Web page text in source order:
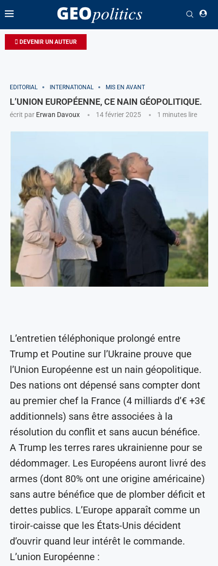
DEVENIR UN AUTEUR
EDITORIAL INTERNATIONAL MIS EN AVANT
L’UNION EUROPÉENNE, CE NAIN GÉOPOLITIQUE.
écrit par Erwan Davoux 14 février 2025 1 minutes lire
L’entretien téléphonique prolongé entre
Trump et Poutine sur l’Ukraine prouve que
l’Union Européenne est un nain géopolitique.
Des nations ont dépensé sans compter dont
au premier chef la France (4 milliards d’€ +3€
additionnels) sans être associées à la
résolution du conflit et sans aucun bénéfice.
A Trump les terres rares ukrainienne pour se
dédommager. Les Européens auront livré des
armes (dont 80% ont une origine américaine)
sans autre bénéfice que de plomber déficit et
dettes publics. L’Europe apparaît comme un
tiroir-caisse que les États-Unis décident
d’ouvrir quand leur intérêt le commande.
L’union Européenne :